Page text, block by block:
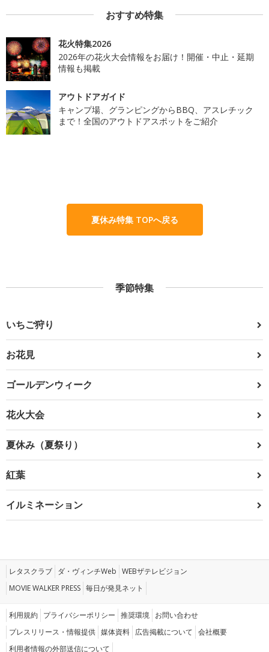
おすすめ特集
花火特集2026
2026年の花火大会情報をお届け！開催・中止・延期
情報も掲載
アウトドアガイド
キャンプ場、グランピングからBBQ、アスレチック
まで！全国のアウトドアスポットをご紹介
夏休み特集 TOPへ戻る
季節特集
いちご狩り
お花見
ゴールデンウィーク
花火大会
夏休み（夏祭り）
紅葉
イルミネーション
レタスクラブ ダ・ヴィンチWeb WEBザテレビジョン
MOVIE WALKER PRESS 毎日が発見ネット
利用規約 プライバシーポリシー 推奨環境 お問い合わせ
プレスリリース・情報提供 媒体資料 広告掲載について 会社概要
利用者情報の外部送信について